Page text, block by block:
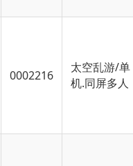
0002216
太空乱游/单
机.同屏多人